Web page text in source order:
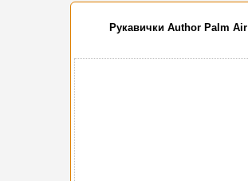
Рукавички Author Palm Air